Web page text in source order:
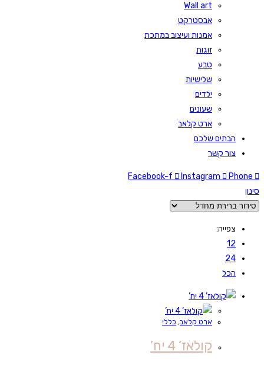
Wall art
אבסטרקט
אמנות ועיצוב במתכת
זוגות
טבע
שלישיות
ילדים
שעונים
ארט קלאב
הבתים שלכם
צור קשר
Facebook-f Instagram
Phone
סינון
צפייה:
12
24
הכל
ארט קלאב, כללי
קולאז’ 4 יח’